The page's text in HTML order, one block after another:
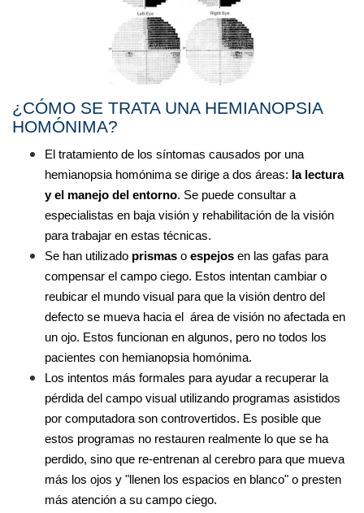
¿CÓMO SE TRATA UNA HEMIANOPSIA
HOMÓNIMA?
El tratamiento de los síntomas causados por una
hemianopsia homónima se dirige a dos áreas: la lectura
y el manejo del entorno. Se puede consultar a
especialistas en baja visión y rehabilitación de la visión
para trabajar en estas técnicas.
Se han utilizado prismas o espejos en las gafas para
compensar el campo ciego. Estos intentan cambiar o
reubicar el mundo visual para que la visión dentro del
defecto se mueva hacia el  área de visión no afectada en
un ojo. Estos funcionan en algunos, pero no todos los
pacientes con hemianopsia homónima.
Los intentos más formales para ayudar a recuperar la
pérdida del campo visual utilizando programas asistidos
por computadora son controvertidos. Es posible que
estos programas no restauren realmente lo que se ha
perdido, sino que re-entrenan al cerebro para que mueva
más los ojos y "llenen los espacios en blanco" o presten
más atención a su campo ciego.